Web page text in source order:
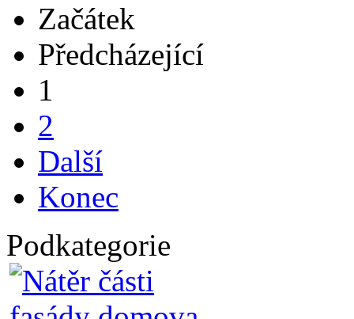
Začátek
Předcházející
1
2
Další
Konec
Podkategorie